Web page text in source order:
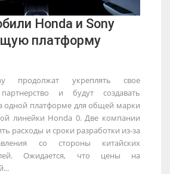
Honda и Sony
платформу
продолжат укреплять свое
и будут создавать
одной платформе для общей марки
линейки Honda 0. Две компании
расходы и сроки разработки из-за
со стороны китайских
Ожидается, что цены на